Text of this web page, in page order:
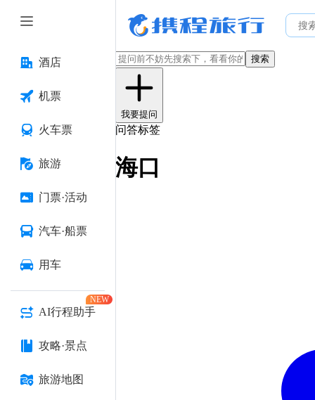
酒店
机票
火车票
旅游
门票·活动
汽车·船票
用车
AI行程助手
NEW
攻略·景点
旅游地图
搜索
我要提问
问答标签
海口